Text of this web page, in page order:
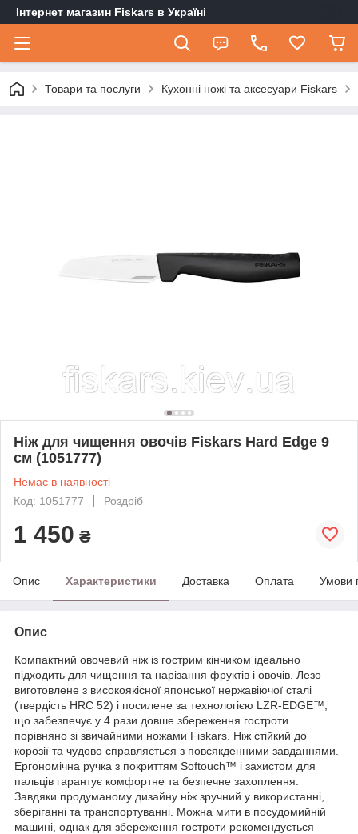
Інтернет магазин Fiskars в Україні
Товари та послуги Кухонні ножі та аксесуари Fiskars
Ніж для чищення овочів Fiskars Hard Edge 9
см (1051777)
Немає в наявності
Код: 1051777
Роздріб
1 450 ₴
Опис Характеристики Доставка Оплата Умови
Опис
Компактний овочевий ніж із гострим кінчиком ідеально
підходить для чищення та нарізання фруктів і овочів. Лезо
виготовлене з високоякісної японської нержавіючої сталі
(твердість HRC 52) і посилене за технологією LZR-EDGE™,
що забезпечує у 4 рази довше збереження гостроти
порівняно зі звичайними ножами Fiskars. Ніж стійкий до
корозії та чудово справляється з повсякденними завданнями.
Ергономічна ручка з покриттям Softouch™ і захистом для
пальців гарантує комфортне та безпечне захоплення.
Завдяки продуманому дизайну ніж зручний у використанні,
зберіганні та транспортуванні. Можна мити в посудомийній
машині, однак для збереження гостроти рекомендується